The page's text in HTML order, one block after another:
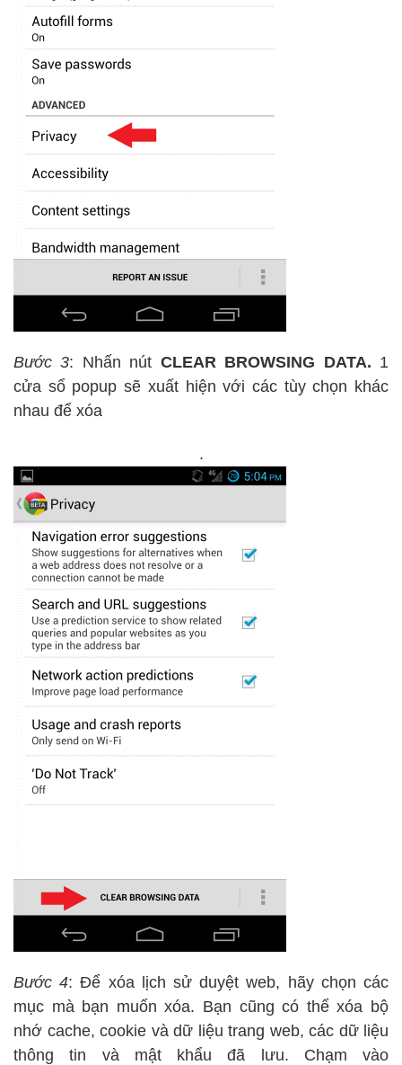
Bước 3: Nhấn nút CLEAR BROWSING DATA. 1
cửa sổ popup sẽ xuất hiện với các tùy chọn khác
nhau để xóa
.
Bước 4: Để xóa lịch sử duyệt web, hãy chọn các
mục mà bạn muốn xóa. Bạn cũng có thể xóa bộ
nhớ cache, cookie và dữ liệu trang web, các dữ liệu
thông tin và mật khẩu đã lưu. Chạm vào